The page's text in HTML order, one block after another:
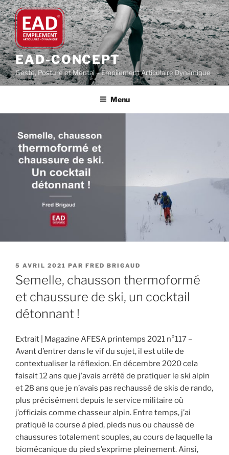
Aller
au
contenu
principal
EAD-CONCEPT
Geste, Posture et Mental – Empilement Articulaire Dynamique
Menu
PUBLIÉ
LE
5 AVRIL 2021 PAR FRED BRIGAUD
Semelle, chausson thermoformé
et chaussure de ski, un cocktail
détonnant !
Extrait | Magazine AFESA printemps 2021 n°117 –
Avant d’entrer dans le vif du sujet, il est utile de
contextualiser la réflexion. En décembre 2020 cela
faisait 12 ans que j’avais arrêté de pratiquer le ski alpin
et 28 ans que je n’avais pas rechaussé de skis de rando,
plus précisément depuis le service militaire où
j’officiais comme chasseur alpin. Entre temps, j’ai
pratiqué la course à pied, pieds nus ou chaussé de
chaussures totalement souples, au cours de laquelle la
biomécanique du pied s’exprime pleinement. Ainsi,